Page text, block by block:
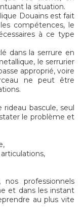
la situation.
Douains est fait
compétences, le
à ce type
dans la serrure en
le serrurier
approprié, voire
ne peut être
bascule, seul
le problème et
professionnels
et dans les instant
au plus vite